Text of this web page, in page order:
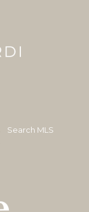
Search MLS